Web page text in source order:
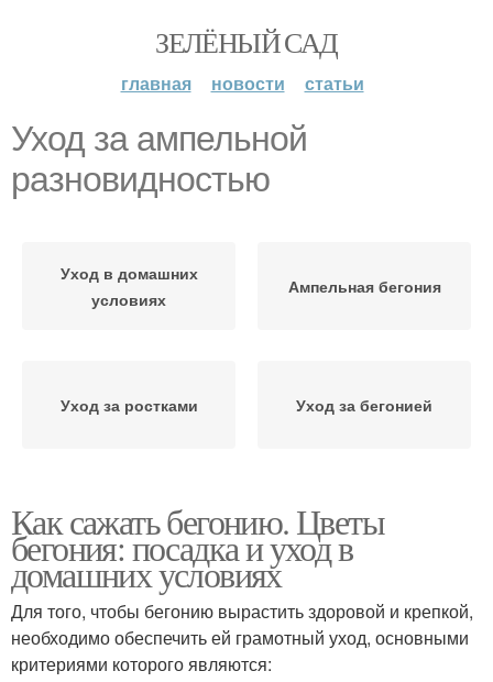
ЗЕЛЁНЫЙ САД
главная новости статьи
Уход за ампельной
разновидностью
Уход в домашних
условиях
Ампельная бегония
Уход за ростками Уход за бегонией
Как сажать бегонию. Цветы
бегония: посадка и уход в
домашних условиях
Для того, чтобы бегонию вырастить здоровой и крепкой,
необходимо обеспечить ей грамотный уход, основными
критериями которого являются: